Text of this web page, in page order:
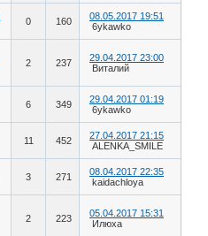
0 160
08.05.2017 19:51
6ykawko
2 237
29.04.2017 23:00
Виталий
6 349
29.04.2017 01:19
6ykawko
11 452
27.04.2017 21:15
ALENKA_SMILE
3 271
08.04.2017 22:35
kaidachloya
2 223
05.04.2017 15:31
Илюха